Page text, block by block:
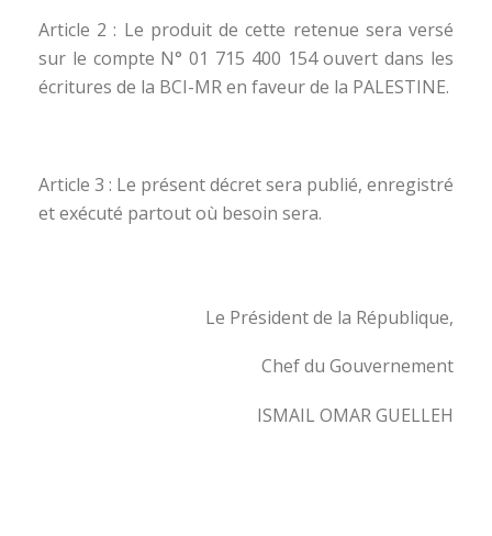
Article 2 : Le produit de cette retenue sera versé
sur le compte N° 01 715 400 154 ouvert dans les
écritures de la BCI-MR en faveur de la PALESTINE.
Article 3 : Le présent décret sera publié, enregistré
et exécuté partout où besoin sera.
Le Président de la République,
Chef du Gouvernement
ISMAIL OMAR GUELLEH